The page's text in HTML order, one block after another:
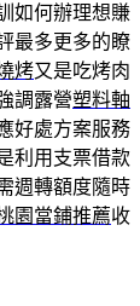
如何辦理想賺
最多更多的瞭
烤又是吃烤肉
調露營塑料軸
好處方案服務
利用支票借款
週轉額度隨時
園當鋪推薦收